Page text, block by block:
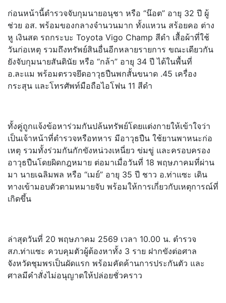
ก่อนหน้านี้ตำรวจจับกุมนายอนุชา หรือ “น๊อต” อายุ 32 ปี ผู้
ช่วย อส. พร้อมของกลางจำนวนมาก ทั้งแหวน สร้อยคอ ต่าง
หู เงินสด รถกระบะ Toyota Vigo Champ สีดำ เสื้อผ้าที่ใช้
วันก่อเหตุ รวมถึงทรัพย์สินอื่นอีกหลายรายการ ขณะเดียวกัน
ยังจับกุมนายสันตินัย หรือ “กล้า” อายุ 34 ปี ได้ในพื้นที่
อ.ละแม พร้อมตรวจยึดอาวุธปืนพกสั้นขนาด .45 เครื่อง
กระสุน และโทรศัพท์มือถือไอโฟน 11 สีดำ
ทั้งคู่ถูกแจ้งข้อหาร่วมกันปล้นทรัพย์โดยแต่งกายให้เข้าใจว่า
เป็นเจ้าหน้าที่ตำรวจหรือทหาร มีอาวุธปืน ใช้ยานพาหนะก่อ
เหตุ รวมทั้งร่วมกันกักขังหน่วงเหนี่ยว ข่มขู่ และครอบครอง
อาวุธปืนโดยผิดกฎหมาย ต่อมาเมื่อวันที่ 18 พฤษภาคมที่ผ่าน
มา นายเฉลิมพล หรือ “เมย์” อายุ 35 ปี ชาว อ.ท่าแซะ เดิน
ทางเข้ามอบตัวตามหมายจับ พร้อมให้การเกี่ยวกับเหตุการณ์ที่
เกิดขึ้น
ล่าสุดวันที่ 20 พฤษภาคม 2569 เวลา 10.00 น. ตำรวจ
สภ.ท่าแซะ ควบคุมตัวผู้ต้องหาทั้ง 3 ราย ฝากขังต่อศาล
จังหวัดชุมพรเป็นผัดแรก พร้อมคัดค้านการประกันตัว และ
ศาลมีคำสั่งไม่อนุญาตให้ปล่อยชั่วคราว